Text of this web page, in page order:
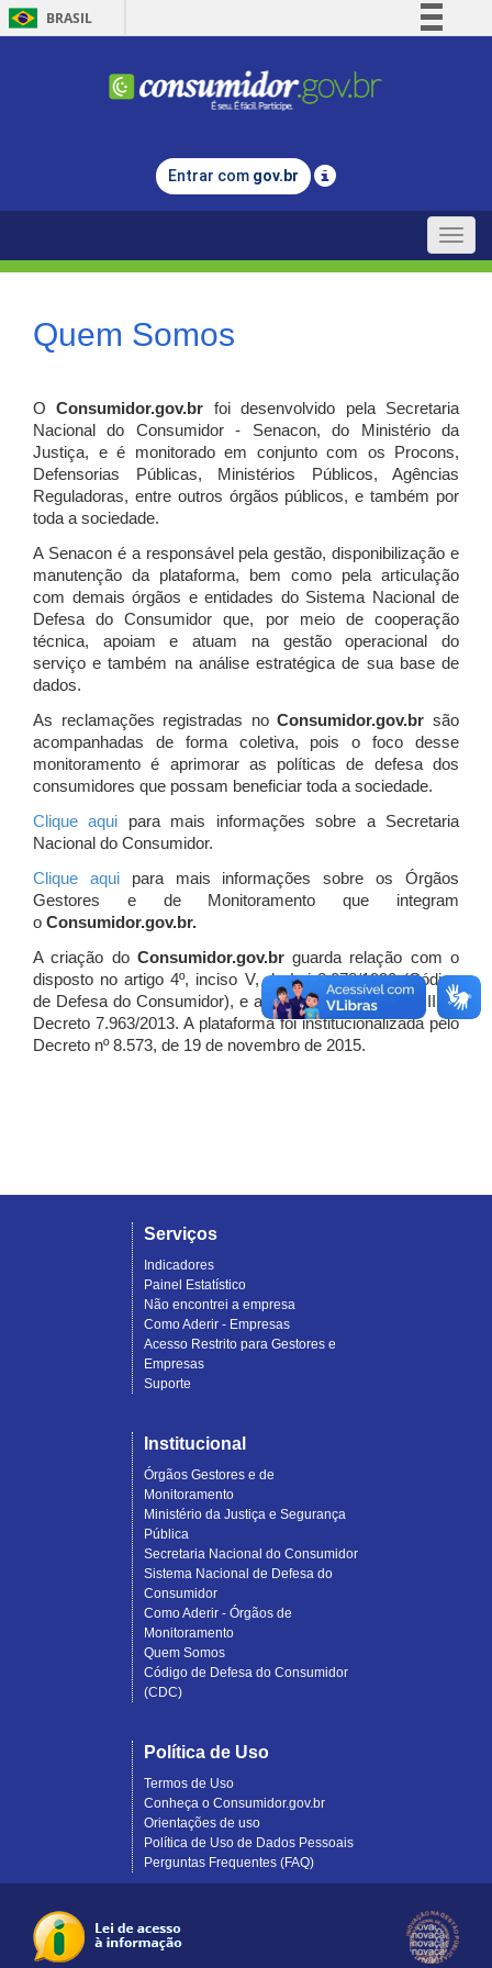
BRASIL
Comunica BR
Legislação
Entrar com gov.br
Toggle
Quem Somos
OConsumidor.gov.br
foi desenvolvido pela Secretaria
Nacional do Consumidor - Senacon, do Ministério da
Justiça, e é monitorado em conjunto com os Procons,
Defensorias Públicas, Ministérios Públicos, Agências
Reguladoras, entre outros órgãos públicos, e também por
toda a sociedade.
A Senacon é a responsável pela gestão, disponibilização e
manutenção da plataforma, bem como pela articulação
com demais órgãos e entidades do Sistema Nacional de
Defesa do Consumidor que, por meio de cooperação
técnica, apoiam e atuam na gestão operacional do
serviço e também na análise estratégica de sua base de
dados.
As reclamações registradas noConsumidor.gov.br são
acompanhadas de forma coletiva, pois o foco desse
monitoramento é aprimorar as políticas de defesa dos
consumidores que possam beneficiar toda a sociedade.
Clique aqui para mais informações sobre a Secretaria
Nacional do Consumidor.
Clique aquipara mais informações sobre os Órgãos
Gestores e de Monitoramento que integram
o Consumidor.gov.br.
A criação do Consumidor.gov.brguarda relação com o
disposto no artigo 4º, inciso V, da Lei 8.078/1990 (Código
de Defesa do Consumidor), e artigo 7º, incisos I, II e III do
Decreto 7.963/2013. A plataforma foi institucionalizada pelo
Decreto nº 8.573, de 19 de novembro de 2015.
Serviços
Indicadores
Painel Estatístico
Não encontrei a empresa
Como Aderir - Empresas
Acesso Restrito para Gestores e
Empresas
Suporte
Institucional
Órgãos Gestores e de
Monitoramento
Ministério da Justiça e Segurança
Pública
Secretaria Nacional do Consumidor
Sistema Nacional de Defesa do
Consumidor
Como Aderir - Órgãos de
Monitoramento
Quem Somos
Código de Defesa do Consumidor
(CDC)
Política de Uso
Termos de Uso
Conheça o Consumidor.gov.br
Orientações de uso
Política de Uso de Dados Pessoais
Perguntas Frequentes (FAQ)